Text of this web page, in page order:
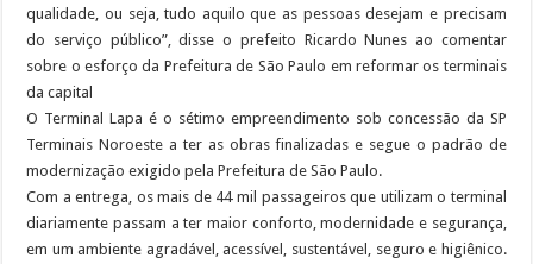
qualidade, ou seja, tudo aquilo que as pessoas desejam e precisam
do serviço público”, disse o prefeito Ricardo Nunes ao comentar
sobre o esforço da Prefeitura de São Paulo em reformar os terminais
da capital
O Terminal Lapa é o sétimo empreendimento sob concessão da SP
Terminais Noroeste a ter as obras finalizadas e segue o padrão de
modernização exigido pela Prefeitura de São Paulo.
Com a entrega, os mais de 44 mil passageiros que utilizam o terminal
diariamente passam a ter maior conforto, modernidade e segurança,
em um ambiente agradável, acessível, sustentável, seguro e higiênico.